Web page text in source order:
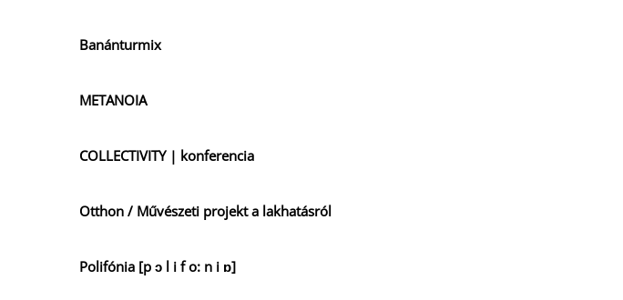
Banánturmix
METANOIA
COLLECTIVITY | konferencia
Otthon / Művészeti projekt a lakhatásról
Polifónia [p ɔ l i f o: n i ɒ]